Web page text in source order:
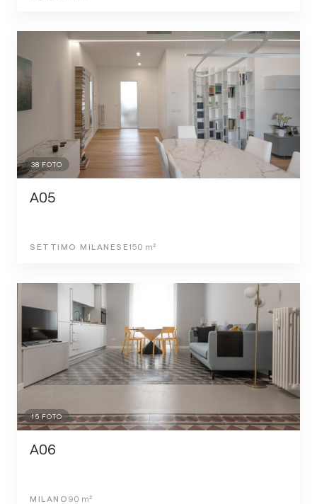
38 FOTO
A05
SETTIMO MILANESE150 m²
15FOTO
A06
MILANO 90 m²